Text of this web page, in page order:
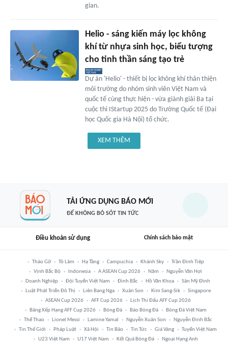
gian.
Helio - sáng kiến máy lọc không
khí từ nhựa sinh học, biểu tượng
cho tinh thần sáng tạo trẻ
Dự án 'Helio' - thiết bị lọc không khí thân thiện
môi trường do nhóm sinh viên Việt Nam và
quốc tế cùng thực hiện - vừa giành giải Ba tại
cuộc thi IStartup 2025 do Trường Quốc tế (Đại
học Quốc gia Hà Nội) tổ chức.
XEM THÊM
TẢI ỨNG DỤNG BÁO MỚI
ĐỂ KHÔNG BỎ SÓT TIN TỨC
Điều khoản sử dụng Chính sách bảo mật
Tháo Gỡ Tô Lâm Hạ Tầng Campuchia Khánh Sky
Trần Đình Tiệp
Vịnh Bắc Bộ
Indonesia A ASEAN Cup 2026 Năm
Nguyễn Văn Hợi
Doanh Nghiệp
Đội Tuyển Việt Nam Đình Bắc Hồ Văn Khoa
Sân Mỹ Đình
Luật Phát Triển Đô Thị
Liên Bang Nga Xuân Son Kim Sang-Sik
Singapore
ASEAN Cup 2026
AFF Cup 2026
Lịch Thi Đấu AFF Cup 2026
Bảng Xếp Hạng AFF Cup 2026
Bóng Đá Báo Bóng Đá
Bóng Đá Việt Nam
Thể Thao
Lionel Messi Lamine Yamal Nguyễn Xuân Son
Nguyễn Đình Bắc
Tin Thế Giới
Pháp Luật Xã Hội Tin Bão Tin Tức Giá Vàng
Tuyển Việt Nam
U23 Việt Nam
U17 Việt Nam Kết Quả Bóng Đá Ngoại Hạng Anh